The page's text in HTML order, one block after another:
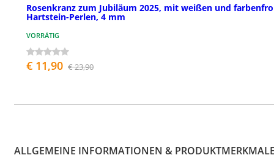
Rosenkranz zum Jubiläum 2025, mit weißen und
Hartstein-Perlen, 4 mm
VORRÄTIG
€ 11,90 € 23,90
ALLGEMEINE INFORMATIONEN &